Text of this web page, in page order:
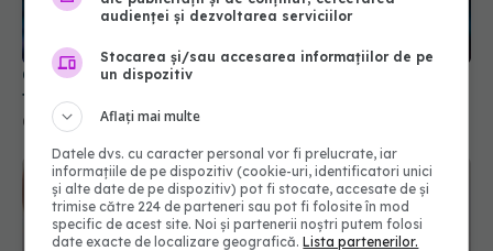
Cancerul pulmonar: 7 semne banale ignorate
frecvent
04 oct 2025, 14:07
audienței și dezvoltarea serviciilor
Stocarea și/sau accesarea informațiilor de pe
un dispozitiv
Aflați mai multe
Datele dvs. cu caracter personal vor fi prelucrate, iar
informațiile de pe dispozitiv (cookie-uri, identificatori unici
și alte date de pe dispozitiv) pot fi stocate, accesate de și
trimise către 224 de parteneri sau pot fi folosite în mod
specific de acest site. Noi și partenerii noștri putem folosi
date exacte de localizare geografică.Lista partenerilor.